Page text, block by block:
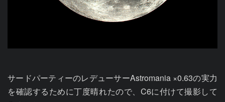
サードパーティーのレデューサーAstromania ×0.63の実力
を確認するために丁度晴れたので、C6に付けて撮影して